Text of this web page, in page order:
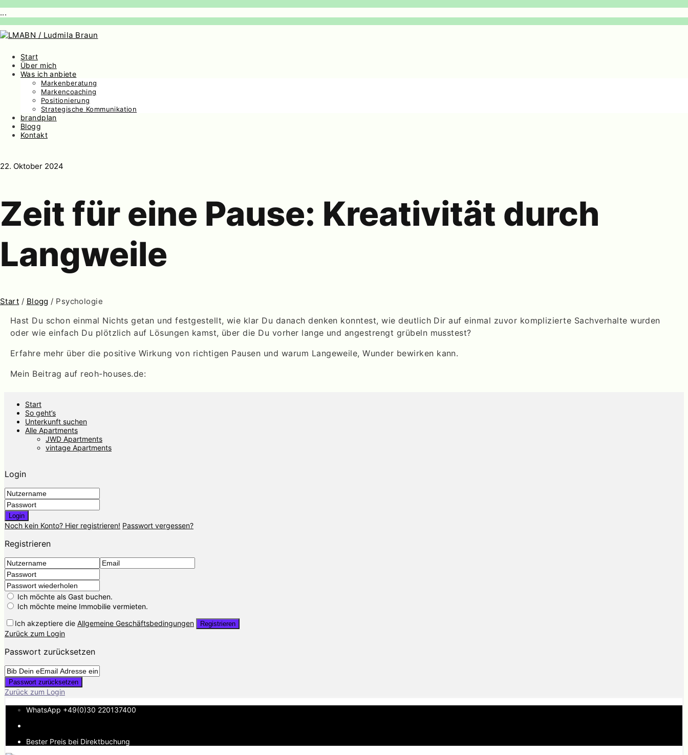
...
Start
Über mich
Was ich anbiete
Markenberatung
Markencoaching
Positionierung
Strategische Kommunikation
brandplan
Blogg
Kontakt
22. Oktober 2024
Zeit für eine Pause: Kreativität durch
Langweile
Start / Blogg / Psychologie
Hast Du schon einmal Nichts getan und festgestellt, wie klar Du danach denken konntest, wie deutlich Dir auf einmal zuvor komplizierte Sachverhalte wurden
oder wie einfach Du plötzlich auf Lösungen kamst, über die Du vorher lange und angestrengt grübeln musstest?
Erfahre mehr über die positive Wirkung von richtigen Pausen und warum Langeweile, Wunder bewirken kann.
Mein Beitrag auf reoh-houses.de: